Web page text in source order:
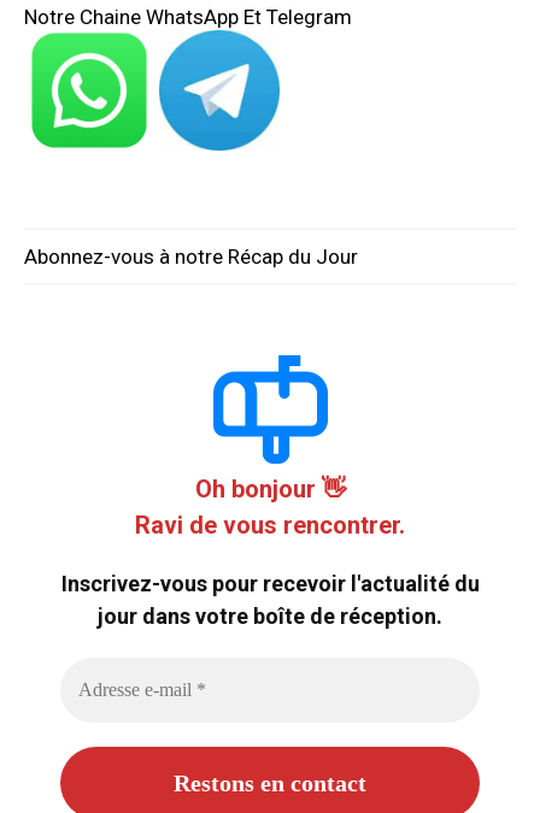
Notre Chaine WhatsApp Et Telegram
Abonnez-vous à notre Récap du Jour
Oh bonjour 👋
Ravi de vous rencontrer.
Inscrivez-vous pour recevoir l'actualité du
jour dans votre boîte de réception.